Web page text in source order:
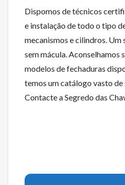
Dispomos de técnicos
e instalação de todo o tipo
mecanismos e cilindros. Um
sem mácula. Aconselhamos
modelos de fechaduras
temos um catálogo vasto de
Contacte a Segredo das